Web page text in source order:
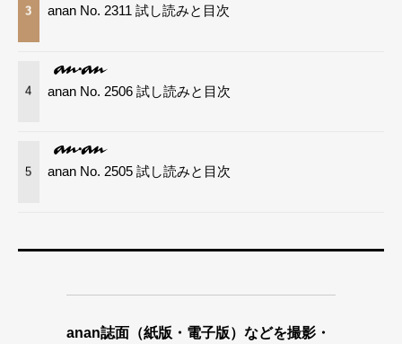
3 anan No. 2311 試し読みと目次
4 anan No. 2506 試し読みと目次
5 anan No. 2505 試し読みと目次
anan誌面（紙版・電子版）などを撮影・